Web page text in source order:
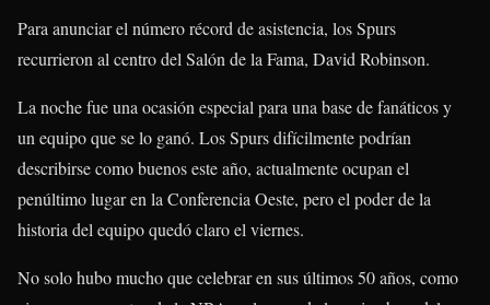
Para anunciar el número récord de asistencia, los Spurs
recurrieron al centro del Salón de la Fama, David Robinson.
La noche fue una ocasión especial para una base de fanáticos y
un equipo que se lo ganó. Los Spurs difícilmente podrían
describirse como buenos este año, actualmente ocupan el
penúltimo lugar en la Conferencia Oeste, pero el poder de la
historia del equipo quedó claro el viernes.
No solo hubo mucho que celebrar en sus últimos 50 años, como